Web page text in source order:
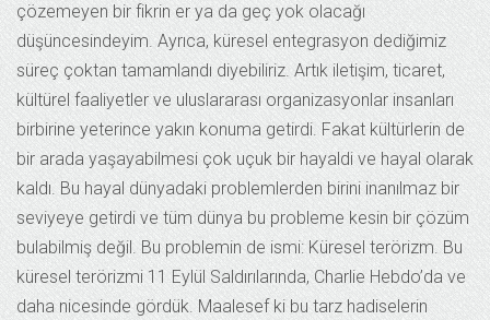
çözemeyen bir fikrin er ya da geç yok olacağı
düşüncesindeyim. Ayrıca, küresel entegrasyon dediğimiz
süreç çoktan tamamlandı diyebiliriz. Artık iletişim, ticaret,
kültürel faaliyetler ve uluslararası organizasyonlar insanları
birbirine yeterince yakın konuma getirdi. Fakat kültürlerin de
bir arada yaşayabilmesi çok uçuk bir hayaldi ve hayal olarak
kaldı. Bu hayal dünyadaki problemlerden birini inanılmaz bir
seviyeye getirdi ve tüm dünya bu probleme kesin bir çözüm
bulabilmiş değil. Bu problemin de ismi: Küresel terörizm. Bu
küresel terörizmi 11 Eylül Saldırılarında, Charlie Hebdo’da ve
daha nicesinde gördük. Maalesef ki bu tarz hadiselerin